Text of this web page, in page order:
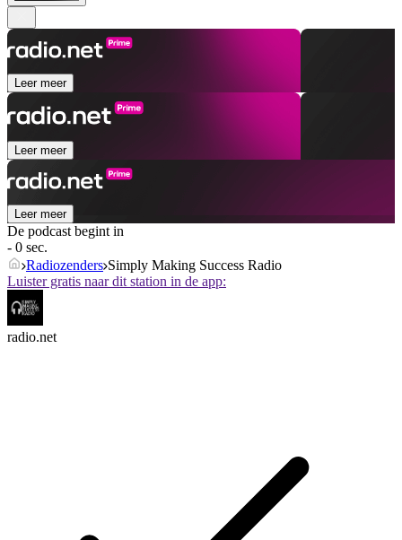
Leer meer
Leer meer
Leer meer
De podcast begint in
- 0 sec.
Radiozenders Simply Making Success Radio
Luister gratis naar dit station in de app:
radio.net